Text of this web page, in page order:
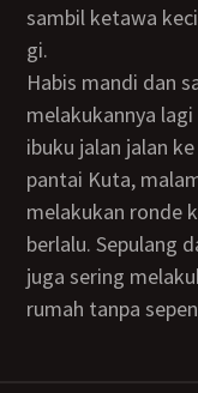
sambil ketawa
gi.
Habis mandi dan sarapan pagi, siang sampai sore aku
melakukannya
ibuku jalan jalan
pantai Kuta,
melakukan ronde
berlalu. Sepulang
juga sering
rumah tanpa